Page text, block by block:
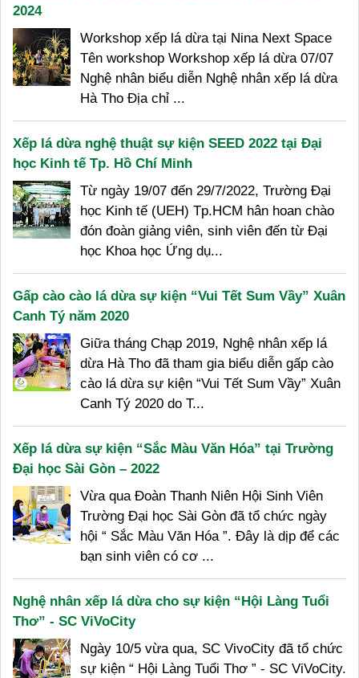
2024
Workshop xếp lá dừa tại Nina Next Space
Tên workshop Workshop xếp lá dừa 07/07
Nghệ nhân biểu diễn Nghệ nhân xếp lá dừa
Hà Tho Địa chỉ ...
Xếp lá dừa nghệ thuật sự kiện SEED 2022 tại Đại
học Kinh tế Tp. Hồ Chí Minh
Từ ngày 19/07 đến 29/7/2022, Trường Đại
học Kinh tế (UEH) Tp.HCM hân hoan chào
đón đoàn giảng viên, sinh viên đến từ Đại
học Khoa học Ứng dụ...
Gấp cào cào lá dừa sự kiện “Vui Tết Sum Vầy” Xuân
Canh Tý năm 2020
Giữa tháng Chạp 2019, Nghệ nhân xếp lá
dừa Hà Tho đã tham gia biểu diễn gấp cào
cào lá dừa sự kiện “Vui Tết Sum Vầy” Xuân
Canh Tý 2020 do T...
Xếp lá dừa sự kiện “Sắc Màu Văn Hóa” tại Trường
Đại học Sài Gòn – 2022
Vừa qua Đoàn Thanh Niên Hội Sinh Viên
Trường Đại học Sài Gòn đã tổ chức ngày
hội “ Sắc Màu Văn Hóa ”. Đây là dịp để các
bạn sinh viên có cơ ...
Nghệ nhân xếp lá dừa cho sự kiện “Hội Làng Tuổi
Thơ” - SC ViVoCity
Ngày 10/5 vừa qua, SC VivoCity đã tổ chức
sự kiện “ Hội Làng Tuổi Thơ ” - SC ViVoCity.